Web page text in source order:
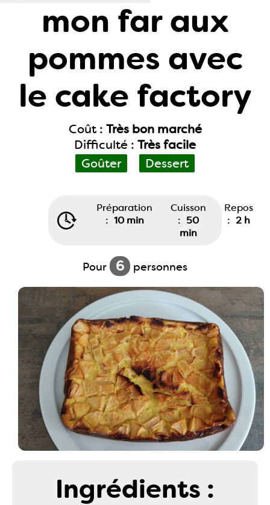
mon far aux
pommes avec
le cake factory
Coût : Très bon marché
Difficulté : Très facile
Goûter
Dessert
Préparation
: 10 min
Cuisson
: 50
min
Repos
: 2 h
Pour 6 personnes
Ingrédients :